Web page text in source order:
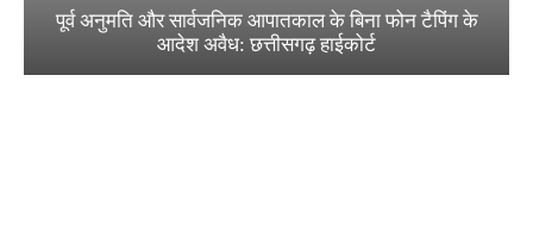
पूर्व अनुमति और सार्वजनिक आपातकाल के बिना फोन टैपिंग के
आदेश अवैध: छत्तीसगढ़ हाईकोर्ट